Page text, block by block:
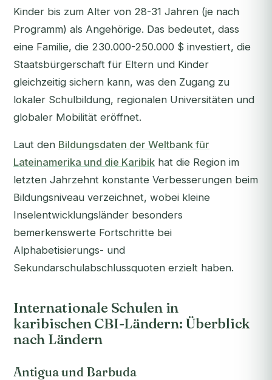
Kinder bis zum Alter von 28-31 Jahren (je nach
Programm) als Angehörige. Das bedeutet, dass
eine Familie, die 230.000-250.000 $ investiert, die
Staatsbürgerschaft für Eltern und Kinder
gleichzeitig sichern kann, was den Zugang zu
lokaler Schulbildung, regionalen Universitäten und
globaler Mobilität eröffnet.
Laut den Bildungsdaten der Weltbank für
Lateinamerika und die Karibik hat die Region im
letzten Jahrzehnt konstante Verbesserungen beim
Bildungsniveau verzeichnet, wobei kleine
Inselentwicklungsländer besonders
bemerkenswerte Fortschritte bei
Alphabetisierungs- und
Sekundarschulabschlussquoten erzielt haben.
Internationale Schulen in
karibischen CBI-Ländern: Überblick
nach Ländern
Antigua und Barbuda